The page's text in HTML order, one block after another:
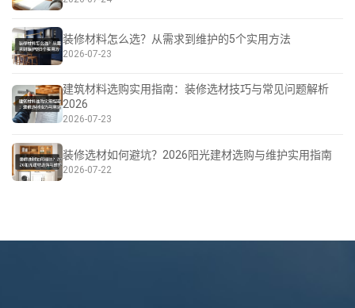
装修材料怎么选？从需求到维护的5个实用方法
2026-07-23
建筑材料选购实用指南：装修选材技巧与常见问题解析
2026
2026-07-23
装修选材如何避坑？2026阳光建材选购与维护实用指南
2026-07-22